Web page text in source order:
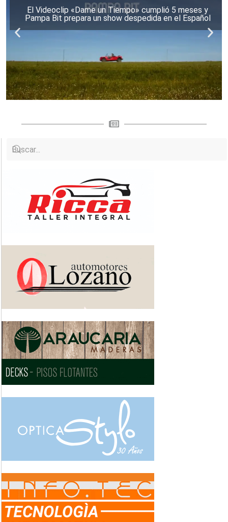
El Videoclip «Dame un Tiempo» cumplió 5 meses y
Pampa Bit prepara un show despedida en el Español